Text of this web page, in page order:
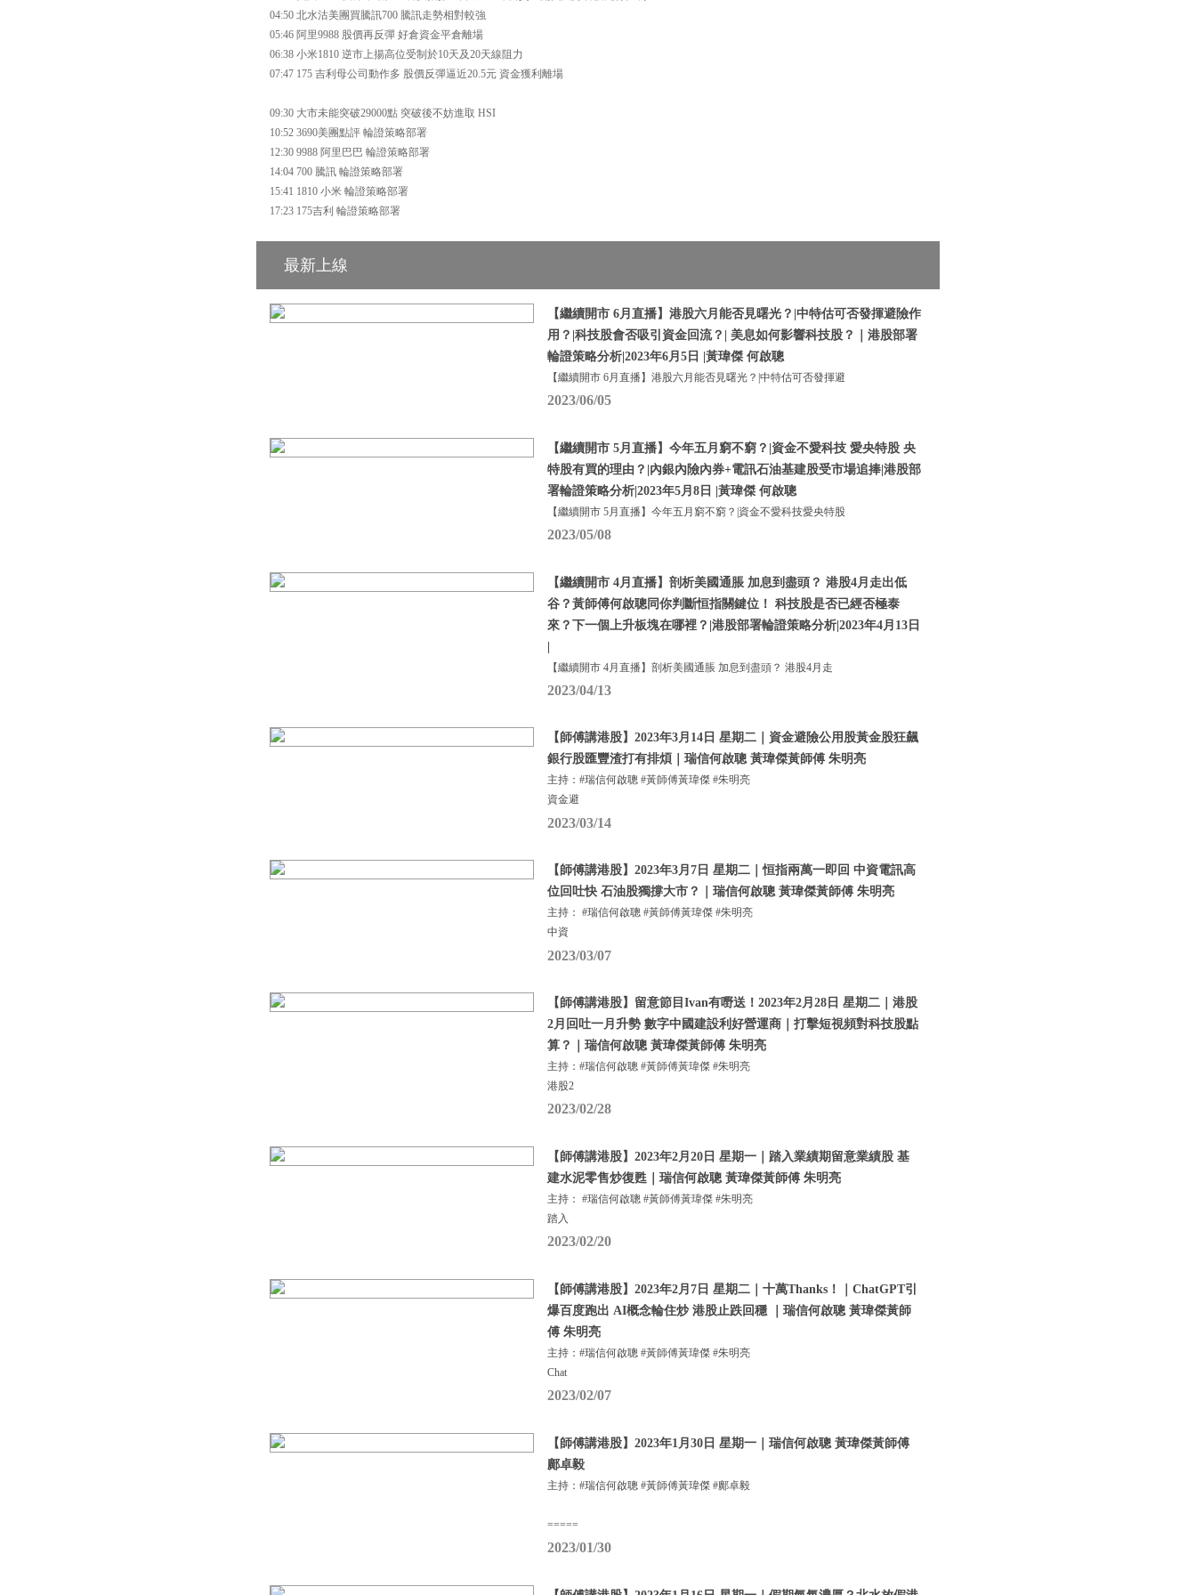
04:50 北水沽美團買騰訊700 騰訊走勢相對較強
05:46 阿里9988 股價再反彈 好倉資金平倉離場
06:38 小米1810 逆市上揚高位受制於10天及20天線阻力
07:47 175 吉利母公司動作多 股價反彈逼近20.5元 資金獲利離場
09:30 大市未能突破29000點 突破後不妨進取 HSI
10:52 3690美團點評 輪證策略部署
12:30 9988 阿里巴巴 輪證策略部署
14:04 700 騰訊 輪證策略部署
15:41 1810 小米 輪證策略部署
17:23 175吉利 輪證策略部署
最新上線
【繼續開市 6月直播】港股六月能否見曙光？|中特估可否發揮避險作
用？|科技股會否吸引資金回流？| 美息如何影響科技股？｜港股部署
輪證策略分析|2023年6月5日 |黃瑋傑 何啟聰
【繼續開市 6月直播】港股六月能否見曙光？|中特估可否發揮避
2023/06/05
【繼續開市 5月直播】今年五月窮不窮？|資金不愛科技 愛央特股 央
特股有買的理由？|內銀內險內券+電訊石油基建股受市場追捧|港股部
署輪證策略分析|2023年5月8日 |黃瑋傑 何啟聰
【繼續開市 5月直播】今年五月窮不窮？|資金不愛科技愛央特股
2023/05/08
【繼續開市 4月直播】剖析美國通脹 加息到盡頭？ 港股4月走出低
谷？黃師傅何啟聰同你判斷恒指關鍵位！ 科技股是否已經否極泰
來？下一個上升板塊在哪裡？|港股部署輪證策略分析|2023年4月13日
|
【繼續開市 4月直播】剖析美國通脹 加息到盡頭？ 港股4月走
2023/04/13
【師傅講港股】2023年3月14日 星期二｜資金避險公用股黃金股狂飆
銀行股匯豐渣打有排煩｜瑞信何啟聰 黃瑋傑黃師傅 朱明亮
主持：#瑞信何啟聰 #黃師傅黃瑋傑 #朱明亮
資金避
2023/03/14
【師傅講港股】2023年3月7日 星期二｜恒指兩萬一即回 中資電訊高
位回吐快 石油股獨撐大市？｜瑞信何啟聰 黃瑋傑黃師傅 朱明亮
主持： #瑞信何啟聰 #黃師傅黃瑋傑 #朱明亮
中資
2023/03/07
【師傅講港股】留意節目Ivan有嘢送！2023年2月28日 星期二｜港股
2月回吐一月升勢 數字中國建設利好營運商｜打擊短視頻對科技股點
算？｜瑞信何啟聰 黃瑋傑黃師傅 朱明亮
主持：#瑞信何啟聰 #黃師傅黃瑋傑 #朱明亮
港股2
2023/02/28
【師傅講港股】2023年2月20日 星期一｜踏入業績期留意業績股 基
建水泥零售炒復甦｜瑞信何啟聰 黃瑋傑黃師傅 朱明亮
主持： #瑞信何啟聰 #黃師傅黃瑋傑 #朱明亮
踏入
2023/02/20
【師傅講港股】2023年2月7日 星期二｜十萬Thanks！｜ChatGPT引
爆百度跑出 AI概念輪住炒 港股止跌回穩 ｜瑞信何啟聰 黃瑋傑黃師
傅 朱明亮
主持：#瑞信何啟聰 #黃師傅黃瑋傑 #朱明亮
Chat
2023/02/07
【師傅講港股】2023年1月30日 星期一｜瑞信何啟聰 黃瑋傑黃師傅
鄺卓毅
主持：#瑞信何啟聰 #黃師傅黃瑋傑 #鄺卓毅
=====
2023/01/30